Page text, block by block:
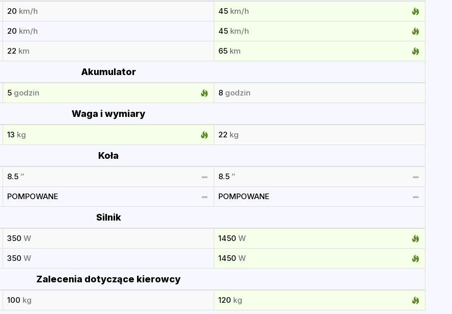
20 km/h 45 km/h
20 km/h 45 km/h
22 km 65 km
Akumulator
5 godzin 8 godzin
Waga i wymiary
13 kg 22 kg
Koła
8.5 ″ 8.5 ″
POMPOWANE POMPOWANE
Silnik
350 W 1450 W
350 W 1450 W
Zalecenia dotyczące kierowcy
100 kg 120 kg